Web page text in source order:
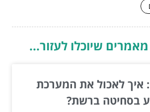
שיוכלו לעזור...
איך לאכול את המערכת
בסחיטה ברשת?